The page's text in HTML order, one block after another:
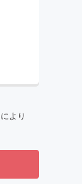
より